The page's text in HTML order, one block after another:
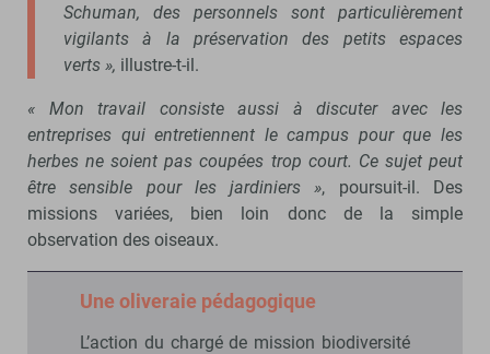
Schuman, des personnels sont particulièrement
vigilants à la préservation des petits espaces
verts », illustre-t-il.
« Mon travail consiste aussi à discuter avec les
entreprises qui entretiennent le campus pour que les
herbes ne soient pas coupées trop court. Ce sujet peut
être sensible pour les jardiniers », poursuit-il. Des
missions variées, bien loin donc de la simple
observation des oiseaux.
Une oliveraie pédagogique
L’action du chargé de mission biodiversité